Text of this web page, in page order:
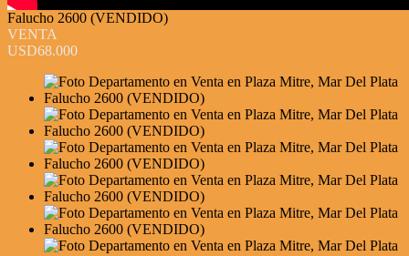
Falucho 2600 (VENDIDO)
VENTA
USD68.000